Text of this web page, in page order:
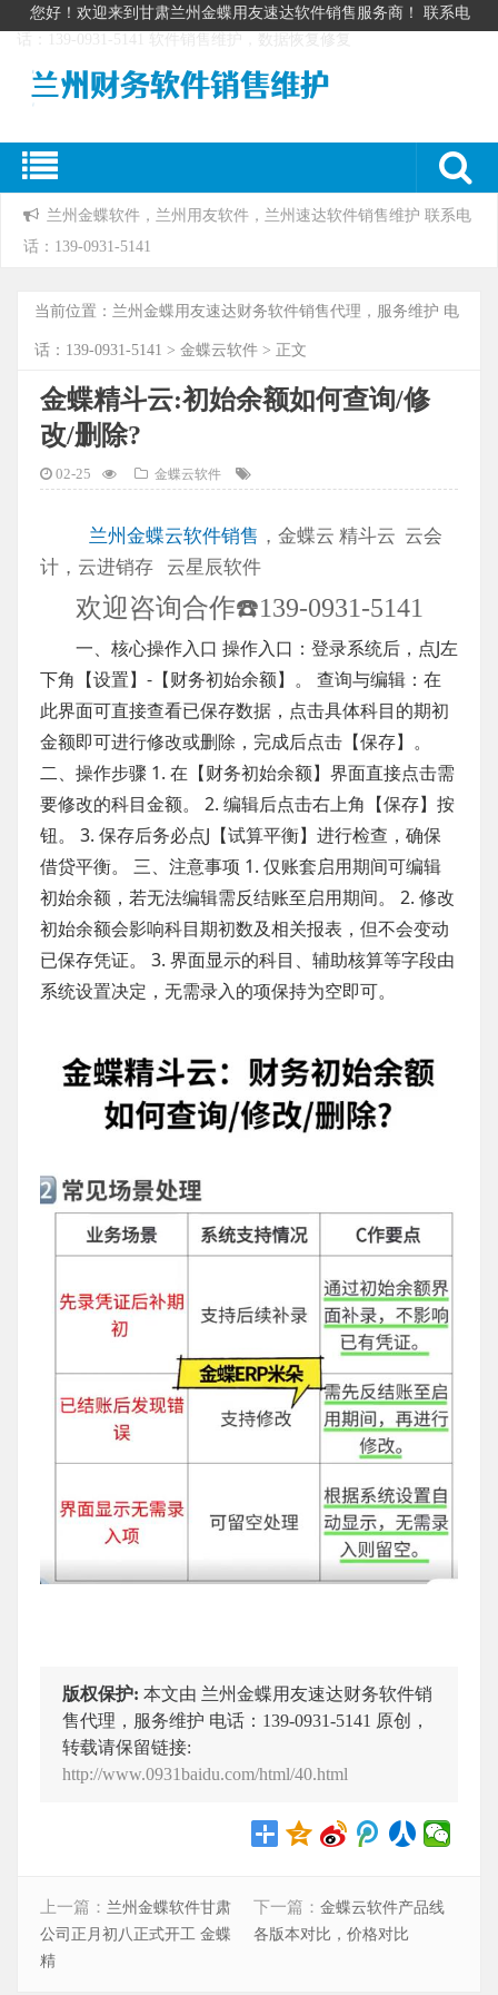
您好！欢迎来到甘肃兰州金蝶用友速达软件销售服务商！ 联系电
话：139-0931-5141 软件销售维护，数据恢复修复
兰州金蝶软件，兰州用友软件，兰州速达软件销售维护 联系电
话：139-0931-5141
当前位置： 兰州金蝶用友速达财务软件销售代理，服务维护 电
话：139-0931-5141 > 金蝶云软件 > 正文
金蝶精斗云:初始余额如何查询/修
改/删除?
02-25 金蝶云软件
兰州金蝶云软件销售 ，金蝶云 精斗云 云会
计，云进销存 云星辰软件
欢迎咨询合作☎️139-0931-5141
一、核心操作入口 操作入口：登录系统后，点J左
下角【设置】-【财务初始余额】。 查询与编辑：在
此界面可直接查看已保存数据，点击具体科目的期初
金额即可进行修改或删除，完成后点击【保存】。
二、操作步骤 1. 在【财务初始余额】界面直接点击需
要修改的科目金额。 2. 编辑后点击右上角【保存】按
钮。 3. 保存后务必点J【试算平衡】进行检查，确保
借贷平衡。 三、注意事项 1. 仅账套启用期间可编辑
初始余额，若无法编辑需反结账至启用期间。 2. 修改
初始余额会影响科目期初数及相关报表，但不会变动
已保存凭证。 3. 界面显示的科目、辅助核算等字段由
系统设置决定，无需录入的项保持为空即可。
版权保护: 本文由 兰州金蝶用友速达财务软件销
售代理，服务维护 电话：139-0931-5141 原创，
转载请保留链接:
http://www.0931baidu.com/html/40.html
上一篇： 兰州金蝶软件甘肃
公司正月初八正式开工 金蝶
精
下一篇： 金蝶云软件产品线
各版本对比，价格对比